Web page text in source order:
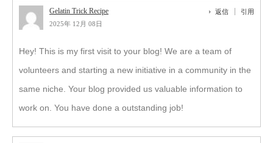
Gelatin Trick Recipe
2025年 12月 08日
返信 引用
Hey! This is my first visit to your blog! We are a team of
volunteers and starting a new initiative in a community in the
same niche. Your blog provided us valuable information to
work on. You have done a outstanding job!